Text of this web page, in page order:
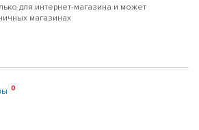
для интернет-магазина и может
магазинах